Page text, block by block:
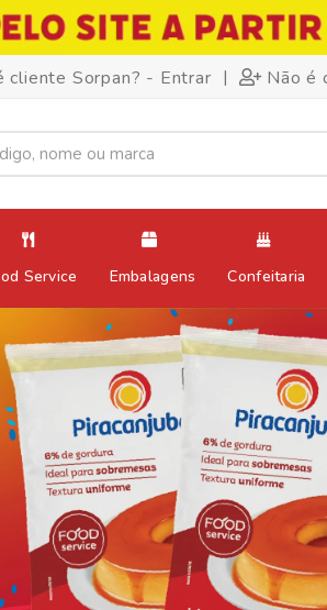
cliente Sorpan? - Entrar | Não é
Service Embalagens Confeitaria